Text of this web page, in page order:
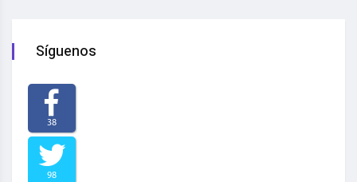
Síguenos
38
98